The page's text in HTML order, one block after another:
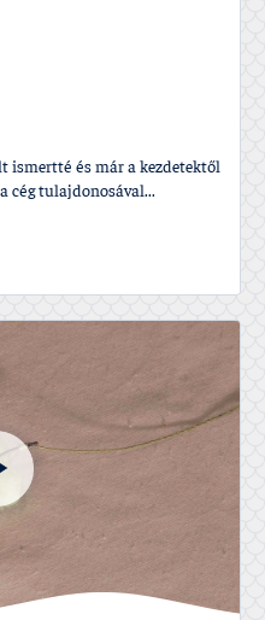
ismertté és már a kezdetektől
cég tulajdonosával...